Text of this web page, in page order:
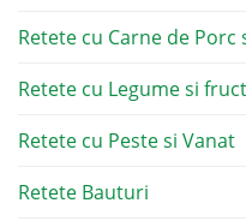
Retete cu Carne de Porc
Retete cu Legume si
Retete cu Peste si Vanat
Retete Bauturi